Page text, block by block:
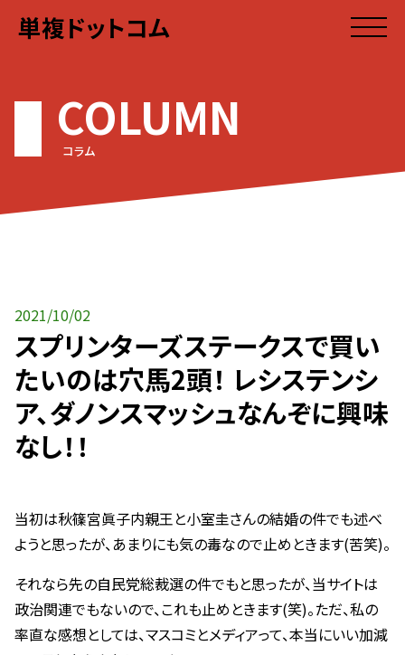
単複ドットコム
COLUMN
コラム
2021/10/02
スプリンターズステークスで買い
たいのは穴馬2頭！ レシステンシ
ア、ダノンスマッシュなんぞに興味
なし！！
当初は秋篠宮眞子内親王と小室圭さんの結婚の件でも述べ
ようと思ったが、あまりにも気の毒なので止めときます(苦笑)。
それなら先の自民党総裁選の件でもと思ったが、当サイトは
政治関連でもないので、これも止めときます(笑)。ただ、私の
率直な感想としては、マスコミとメディアって、本当にいい加減